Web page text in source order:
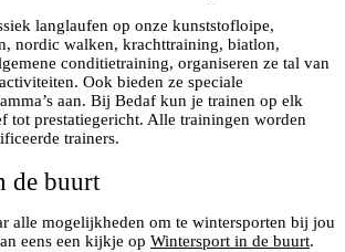
langlaufen op onze kunststofloipe,
nordic walken, krachttraining, biatlon,
conditietraining, organiseren ze tal van
Ook bieden ze speciale
aan. Bij Bedaf kun je trainen op elk
tot prestatiegericht. Alle trainingen worden
trainers.
de buurt
alle mogelijkheden om te wintersporten bij jou
eens een kijkje op Wintersport in de buurt.